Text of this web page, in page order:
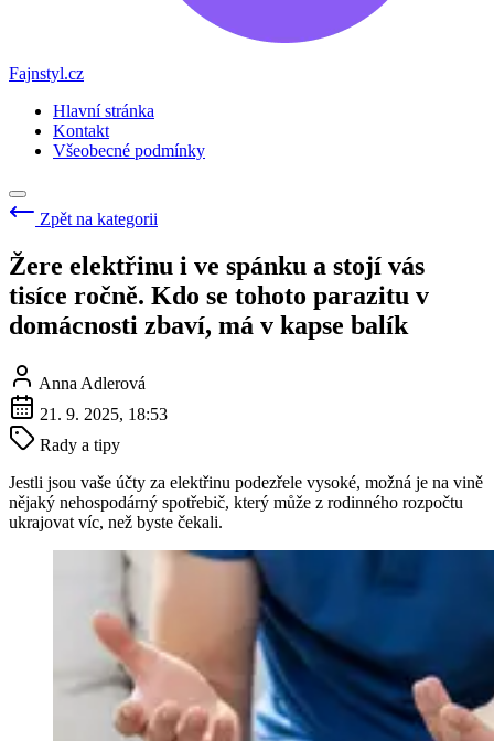
Fajnstyl.cz
Hlavní stránka
Kontakt
Všeobecné podmínky
Zpět na kategorii
Žere elektřinu i ve spánku a stojí vás
tisíce ročně. Kdo se tohoto parazitu v
domácnosti zbaví, má v kapse balík
Anna Adlerová
21. 9. 2025, 18:53
Rady a tipy
Jestli jsou vaše účty za elektřinu podezřele vysoké, možná je na vině
nějaký nehospodárný spotřebič, který může z rodinného rozpočtu
ukrajovat víc, než byste čekali.